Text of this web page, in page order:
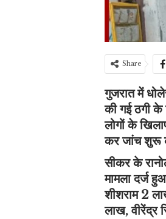
Share
गुजरात में
की गई ठगी के
लोगों के
कर जांच शुरू
सीकर के
मामला दर्ज
शीशराम 2
लाख, वीरेंद्र